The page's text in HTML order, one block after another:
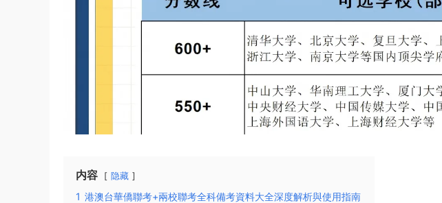
内容 隐藏
1 港澳台華僑聯考+兩校聯考全科備考資料大全深度解析與使用指南